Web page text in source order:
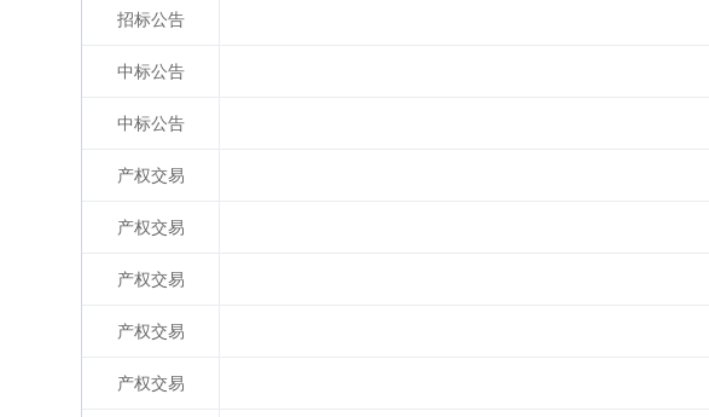
招标公告
中标公告
中标公告
产权交易
产权交易
产权交易
产权交易
产权交易